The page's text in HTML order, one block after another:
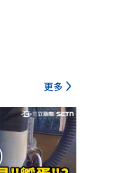
更多